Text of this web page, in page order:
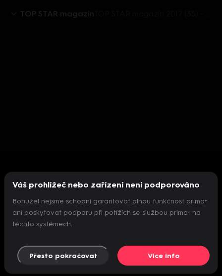
TOP STAR magazín
Nepodařilo se inicializovat přehrávač
Váš prohlížeč nebo zařízení není podporováno
Bohužel nejsme schopni garantovat plnou funkčnost prima+
ani poskytovat podporu při potížích se službou prima+ na
těchto systémech.
Přesto pokračovat Více info